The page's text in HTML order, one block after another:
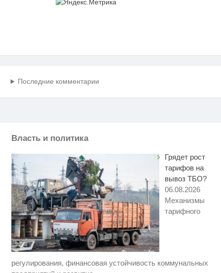
Последние комментарии
Власть и политика
Грядет рост
тарифов на
вывоз ТБО?
06.08.2026
Механизмы
тарифного
регулирования, финансовая устойчивость коммунальных
i
Ржу не переставая, это видео
пересмотришь не раз